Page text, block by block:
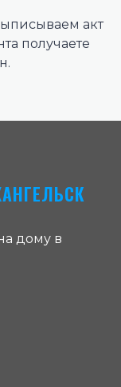
акт
получаете
дому в